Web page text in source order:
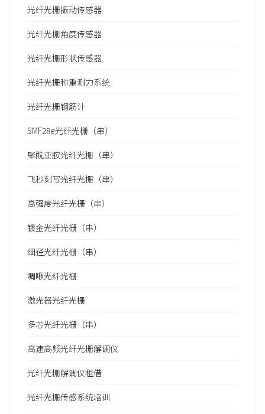
光纤光栅振动传感器
光纤光栅角度传感器
光纤光栅形状传感器
光纤光栅称重测力系统
光纤光栅钢筋计
SMF28e光纤光栅（串）
聚酰亚胺光纤光栅（串）
飞秒刻写光纤光栅（串）
高强度光纤光栅（串）
镀金光纤光栅（串）
细径光纤光栅（串）
啁啾光纤光栅
激光器光纤光栅
多芯光纤光栅（串）
高速高频光纤光栅解调仪
光纤光栅解调仪租借
光纤光栅传感系统培训